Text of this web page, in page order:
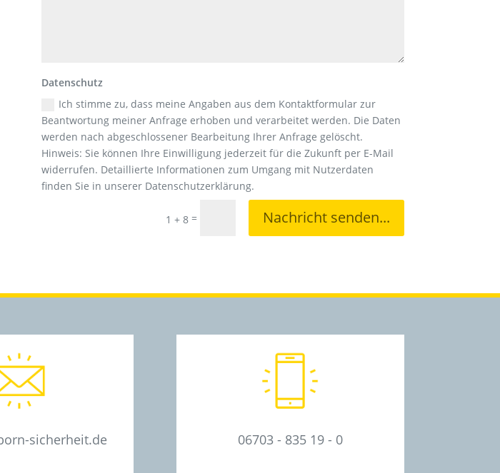
Datenschutz
Ich stimme zu, dass meine Angaben aus dem Kontaktformular zur
Beantwortung meiner Anfrage erhoben und verarbeitet werden. Die Daten
werden nach abgeschlossener Bearbeitung Ihrer Anfrage gelöscht.
Hinweis: Sie können Ihre Einwilligung jederzeit für die Zukunft per E-Mail
widerrufen. Detaillierte Informationen zum Umgang mit Nutzerdaten
finden Sie in unserer Datenschutzerklärung.
1 + 8 = Nachricht senden...
sicherheit.de 06703 - 835 19 - 0